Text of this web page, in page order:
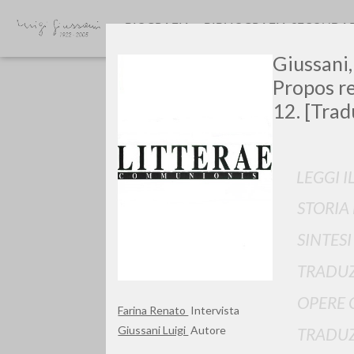
Farina Renato Intervista
Giussani Luigi Autore
Propos
12.
LEGGI
OPERE
BIOGRAFIA BIBLIOGRAFIA
TIPOLOGIA OPERA